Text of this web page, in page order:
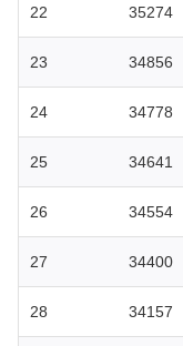
22 35274
23 34856
24 34778
25 34641
26 34554
27 34400
28 34157